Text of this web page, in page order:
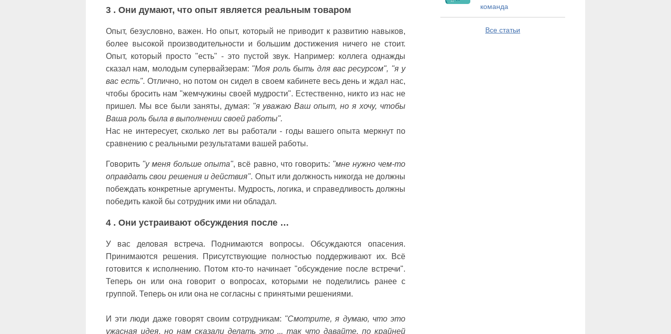
команда
Все статьи
3 . Они думают, что опыт является реальным товаром
Опыт, безусловно, важен. Но опыт, который не приводит к развитию навыков,
более высокой производительности и большим достижения ничего не стоит.
Опыт, который просто "есть" - это пустой звук. Например: коллега однажды
сказал нам, молодым супервайзерам: "Моя роль быть для вас ресурсом", "я у
вас есть". Отлично, но потом он сидел в своем кабинете весь день и ждал нас,
чтобы бросить нам "жемчужины своей мудрости". Естественно, никто из нас не
пришел. Мы все были заняты, думая: "я уважаю Ваш опыт, но я хочу, чтобы
Ваша роль была в выполнении своей работы".
Нас не интересует, сколько лет вы работали - годы вашего опыта меркнут по
сравнению с реальными результатами вашей работы.
Говорить "у меня больше опыта", всё равно, что говорить: "мне нужно чем-то
оправдать свои решения и действия". Опыт или должность никогда не должны
побеждать конкретные аргументы. Мудрость, логика, и справедливость должны
победить какой бы сотрудник ими ни обладал.
4 . Они устраивают обсуждения после …
У вас деловая встреча. Поднимаются вопросы. Обсуждаются опасения.
Принимаются решения. Присутствующие полностью поддерживают их. Всё
готовится к исполнению. Потом кто-то начинает "обсуждение после встречи".
Теперь он или она говорит о вопросах, которыми не поделились ранее с
группой. Теперь он или она не согласны с принятыми решениями.
И эти люди даже говорят своим сотрудникам: "Смотрите, я думаю, что это
ужасная идея, но нам сказали делать это ... так что давайте, по крайней